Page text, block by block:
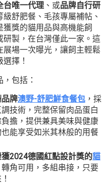
台唯一代理 、或品牌自行研
級舒肥餐、毛孩專屬補帖、
獎的貓用品與高機能飼
製，在台灣僅此一家。這
場一次曝光，讓飼主輕鬆
擇！
包括：
牌澳野-舒肥鮮食餐包 ，採
技術，完整保留肉品蛋白
擔，提供兼具美味與健康
能享受如米其林般的用餐
2024德國紅點設計獎的貓
轉角可用，多組串接，只要